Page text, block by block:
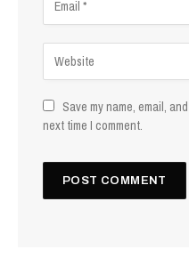
Save my name, email,
next time I comment.